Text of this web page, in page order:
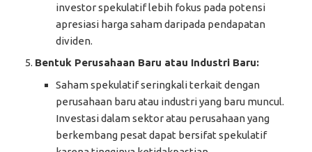
investor spekulatif lebih fokus pada potensi
apresiasi harga saham daripada pendapatan
dividen.
Bentuk Perusahaan Baru atau Industri Baru:
Saham spekulatif seringkali terkait dengan
perusahaan baru atau industri yang baru muncul.
Investasi dalam sektor atau perusahaan yang
berkembang pesat dapat bersifat spekulatif